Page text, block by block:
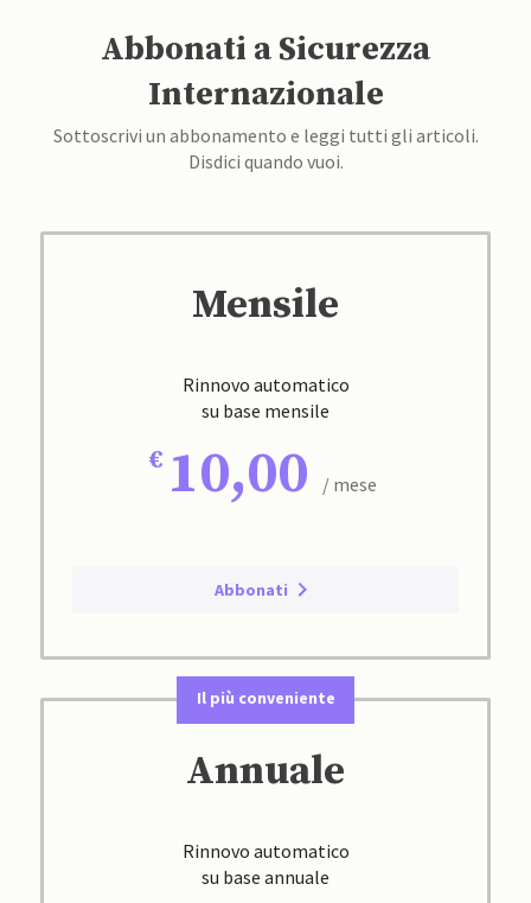
Abbonati a Sicurezza
Internazionale
Sottoscrivi un abbonamento e leggi tutti gli articoli.
Disdici quando vuoi.
Mensile
Rinnovo automatico
su base mensile
10,00 / mese
Abbonati
Il più conveniente
Annuale
Rinnovo automatico
su base annuale